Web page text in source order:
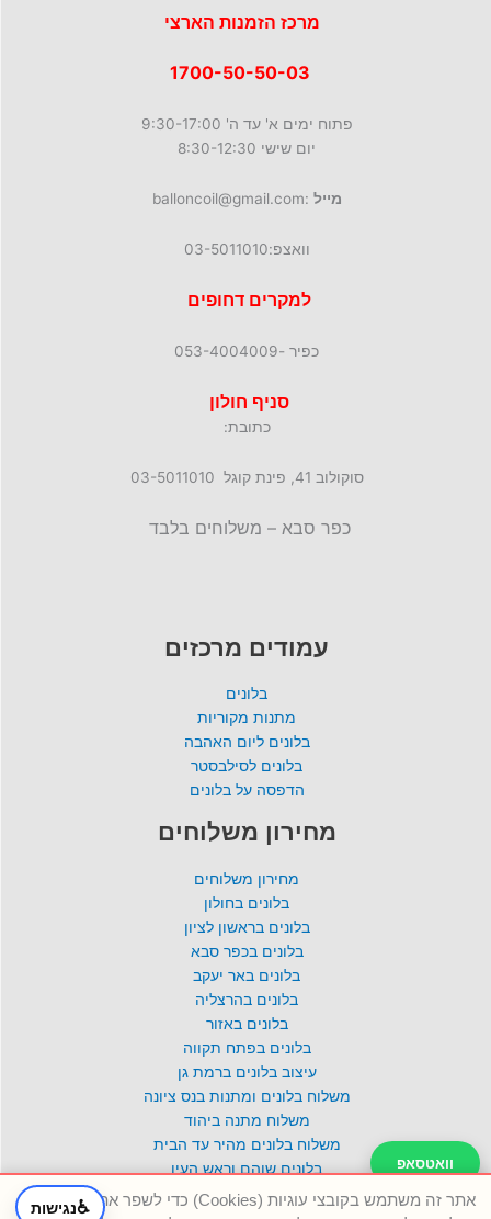
♿נגישות
מרכז הזמנות הארצי
פתוח ימים א' עד ה' 9:30-17:00
יום שישי 8:30-12:30
מייל :balloncoil@gmail.com
וואצפ:03-5011010
למקרים דחופים
כפיר -053-4004009
סניף חולון
כתובת:
סוקולוב 41, פינת קוגל 03-5011010
כפר סבא – משלוחים בלבד
עמודים מרכזים
בלונים
מתנות מקוריות
בלונים ליום האהבה
בלונים לסילבסטר
הדפסה על בלונים
מחירון משלוחים
מחירון משלוחים
בלונים בחולון
בלונים בראשון לציון
בלונים בכפר סבא
בלונים באר יעקב
בלונים בהרצליה
בלונים באזור
בלונים בפתח תקווה
עיצוב בלונים ברמת גן
משלוח בלונים ומתנות בנס ציונה
משלוח מתנה ביהוד
משלוח בלונים מהיר עד הבית
בלונים שוהם וראש העין
ענק הבלונים אשדוד
וואטסאפ
טלפון
אתר זה משתמש בקובצי עוגיות (Cookies) כדי לשפר את חוויית